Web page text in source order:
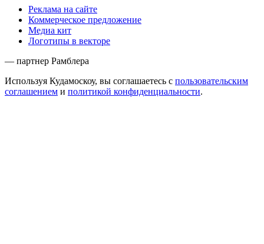
Реклама на сайте
Коммерческое предложение
Медиа кит
Логотипы в векторе
— партнер Рамблера
Используя Кудамоскоу, вы соглашаетесь с пользовательским
соглашением и политикой конфиденциальности.